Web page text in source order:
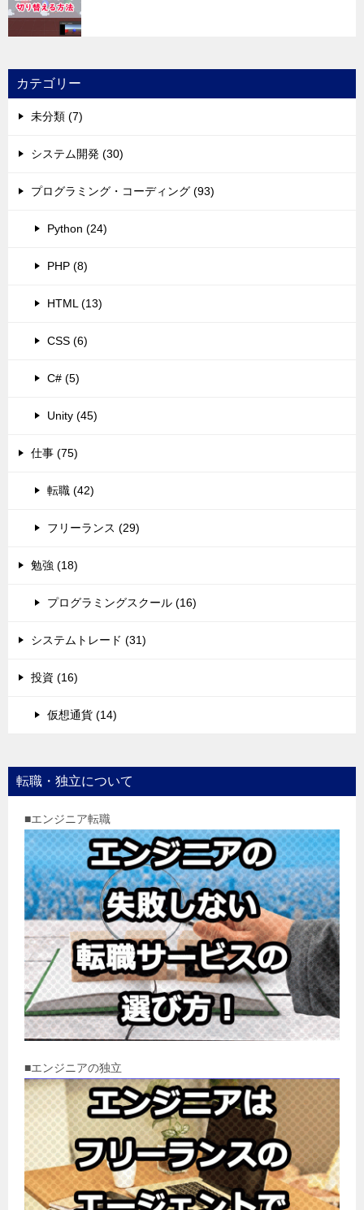
カテゴリー
未分類 (7)
システム開発 (30)
プログラミング・コーディング (93)
Python (24)
PHP (8)
HTML (13)
CSS (6)
C# (5)
Unity (45)
仕事 (75)
転職 (42)
フリーランス (29)
勉強 (18)
プログラミングスクール (16)
システムトレード (31)
投資 (16)
仮想通貨 (14)
転職・独立について
■エンジニア転職
■エンジニアの独立